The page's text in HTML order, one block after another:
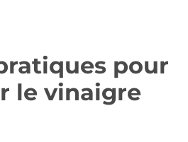
pour
le vinaigre